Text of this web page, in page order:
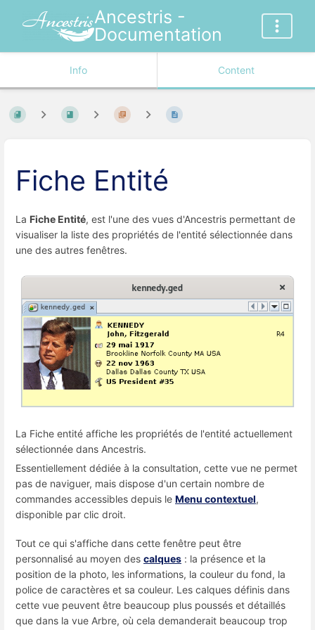
Ancestris -
Documentation
Info Content
Fiche Entité
La Fiche Entité, est l'une des vues d'Ancestris permettant de
visualiser la liste des propriétés de l'entité sélectionnée dans
une des autres fenêtres.
La Fiche entité affiche les propriétés de l'entité actuellement
sélectionnée dans Ancestris.
Essentiellement dédiée à la consultation, cette vue ne permet
pas de naviguer, mais dispose d'un certain nombre de
commandes accessibles depuis le Menu contextuel,
disponible par clic droit.
Tout ce qui s'affiche dans cette fenêtre peut être
personnalisé au moyen des calques : la présence et la
position de la photo, les informations, la couleur du fond, la
police de caractères et sa couleur. Les calques définis dans
cette vue peuvent être beaucoup plus poussés et détaillés
que dans la vue Arbre, où cela demanderait beaucoup trop